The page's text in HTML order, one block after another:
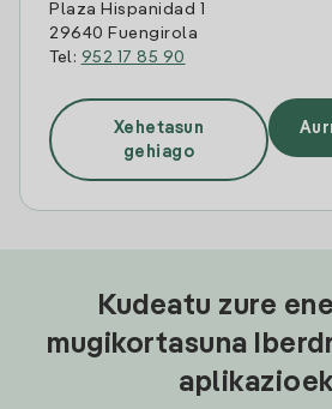
Plaza Hispanidad 1
29640 Fuengirola
Tel: 952 17 85 90
Xehetasun
gehiago
Kudeatu zure
mugikortasuna